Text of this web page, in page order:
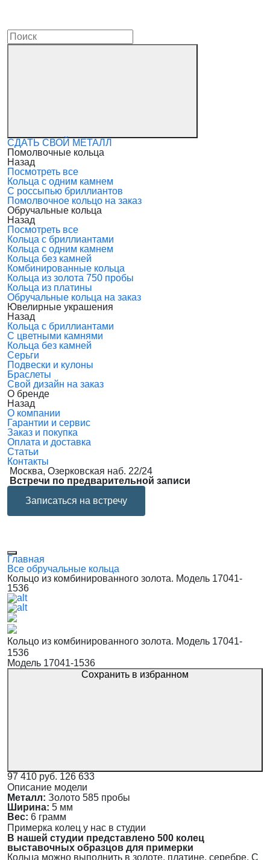
СДАТЬ СВОЙ МЕТАЛЛ
Помолвочные кольца
Назад
Посмотреть все
Кольца с одним камнем
С россыпью бриллиантов
Помолвочное кольцо на заказ
Обручальные кольца
Назад
Посмотреть все
Кольца с бриллиантами
Кольца с одним камнем
Кольца без камней
Комбинированные кольца
Кольца из золота 750 пробы
Кольца из платины
Обручальные кольца на заказ
Ювелирные украшения
Назад
Кольца с бриллиантами
С цветными камнями
Кольца без камней
Серьги
Подвески и кулоны
Браслеты
Свой дизайн на заказ
О бренде
Назад
О компании
Гарантии и сервис
Заказ и покупка
Оплата и доставка
Статьи
Контакты
Москва, Озерковская наб. 22/24
Встречи по предварительной записи
Записаться на встречу
Главная
Все обручальные кольца
Кольцо из комбинированного золота. Модель 17041-
1536
Кольцо из комбинированного золота. Модель 17041-
1536
Модель 17041-1536
Сохранить в избранном
97 410 руб. 126 633
Описание модели
Металл: Золото 585 пробы
Ширина: 5 мм
Вес: 6 грамм
Примерка колец у нас в студии
В нашей студии представлено 500 колец
выставочных образцов для примерки
Кольца можно выполнить в золоте, платине, серебре. С